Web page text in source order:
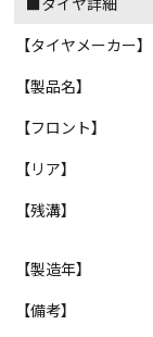
【タイヤメーカー】
【製品名】
【フロント】
【リア】
【残溝】
【製造年】
【備考】